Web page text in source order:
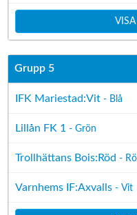
Grupp 5
IFK Mariestad:Vit - Blå
Lillån FK 1 - Grön
Trollhättans Bois:Röd -
Varnhems IF:Axvalls - Vit